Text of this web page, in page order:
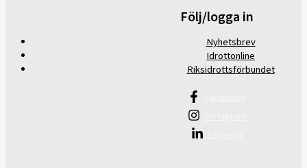
Följ/logga in
Nyhetsbrev
Idrottonline
Riksidrottsförbundet